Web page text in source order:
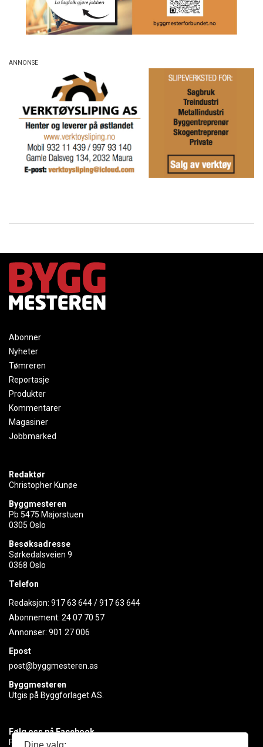
Abonner
Nyheter
Tømreren
Reportasje
Produkter
Kommentarer
Magasiner
Jobbmarked
Redaktør
Christopher Kunøe
Byggmesteren
Pb 5475 Majorstuen
0305 Oslo
Besøksadresse
Sørkedalsveien 9
0368 Oslo
Telefon
Redaksjon: 917 63 644/917 63 644
Abonnement: 24 07 70 57
Annonser: 901 27 006
Epost
post@byggmesteren.as
Byggmesteren
Utgis på Byggforlaget AS.
Følg oss på Facebook
Få med deg det siste innen byggebransjen
Dine valg: